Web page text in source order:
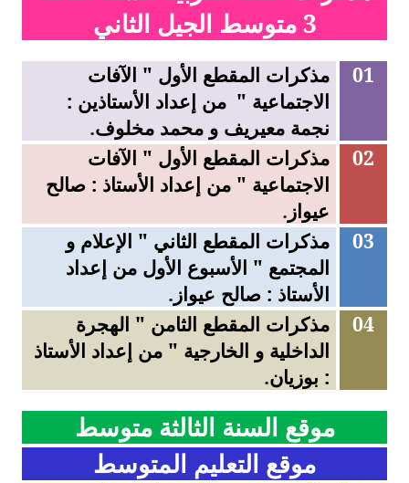
السنة الثانية ابتدائي
السنة الثالثة ابتدائي
السنة الرابعة ابتدائي
السنة الخامسة ابتدائي
شهادة التعليم الابتدائي
التعليم المتوسط
السنة الاولى متوسط
السنة الثانية متوسط
السنة الرابعة متوسط
شهادة التعليم المتوسط
3 متوسط الجيل الثاني
01
مذكرات المقطع الأول " الآفات
الاجتماعية " من إعداد الأستاذين :
نجمة معيريف و محمد مخلوف.
02
مذكرات المقطع الأول " الآفات
الاجتماعية " من إعداد الأستاذ : صالح
عيواز .
03
مذكرات المقطع الثاني " الإعلام و
المجتمع " الأسبوع الأول من إعداد
الأستاذ : صالح عيواز .
04
مذكرات المقطع الثامن " الهجرة
الداخلية و الخارجية " من إعداد الأستاذ
: بوزيان.
موقع السنة الثالثة متوسط
موقع التعليم المتوسط